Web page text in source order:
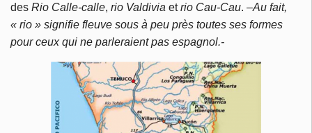
des Rio Calle-calle, rio Valdivia etrio Cau-Cau. –Au fait,
« rio » signifie fleuve sous à peu près toutes ses formes
pour ceux qui ne parleraient pas espagnol.-